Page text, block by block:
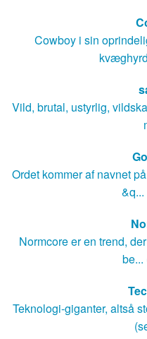
Cowboy i sin
Vild, brutal, ustyrlig,
Ordet kommer af navnet
Normcore er en trend,
be...
Teknologi-giganter, altså